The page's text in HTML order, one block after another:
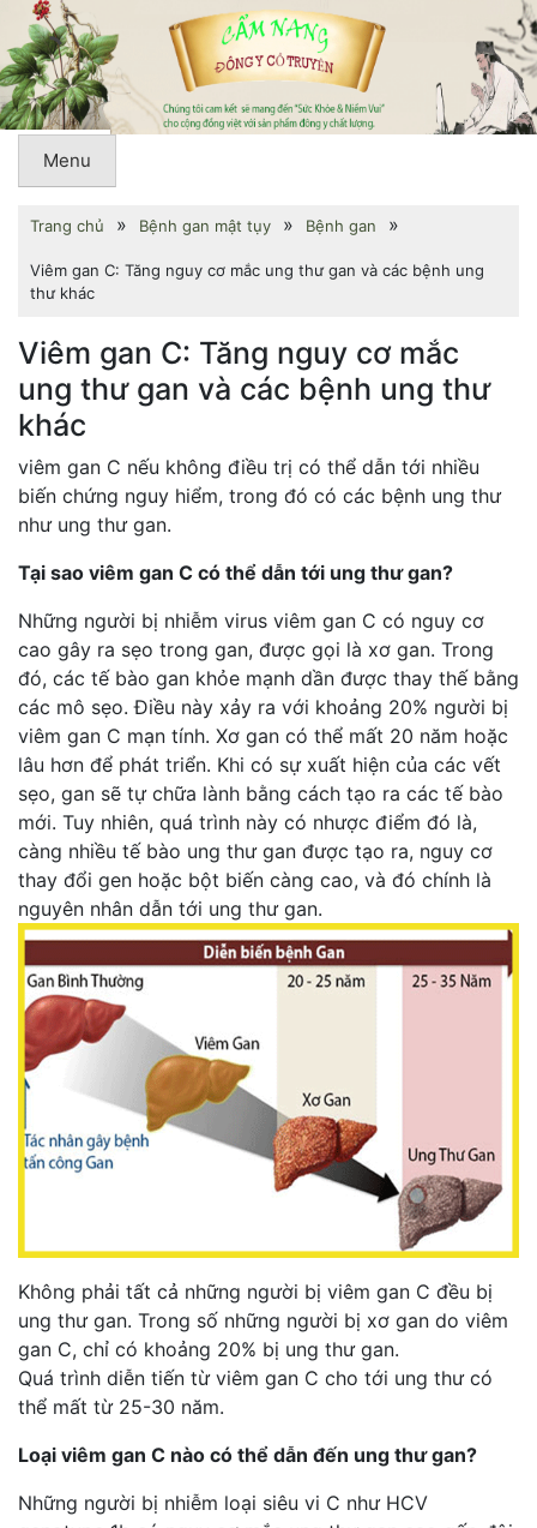
Menu
Trang chủ » Bệnh gan mật tụy » Bệnh gan »
Viêm gan C: Tăng nguy cơ mắc ung thư gan và các bệnh ung
thư khác
Viêm gan C: Tăng nguy cơ mắc
ung thư gan và các bệnh ung thư
khác
viêm gan C nếu không điều trị có thể dẫn tới nhiều
biến chứng nguy hiểm, trong đó có các bệnh ung thư
như ung thư gan.
Tại sao viêm gan C có thể dẫn tới ung thư gan?
Những người bị nhiễm virus viêm gan C có nguy cơ
cao gây ra sẹo trong gan, được gọi là xơ gan. Trong
đó, các tế bào gan khỏe mạnh dần được thay thế bằng
các mô sẹo. Điều này xảy ra với khoảng 20% ​​người bị
viêm gan C mạn tính. Xơ gan có thể mất 20 năm hoặc
lâu hơn để phát triển. Khi có sự xuất hiện của các vết
sẹo, gan sẽ tự chữa lành bằng cách tạo ra các tế bào
mới. Tuy nhiên, quá trình này có nhược điểm đó là,
càng nhiều tế bào ung thư gan được tạo ra, nguy cơ
thay đổi gen hoặc bột biến càng cao, và đó chính là
nguyên nhân dẫn tới ung thư gan.
Không phải tất cả những người bị viêm gan C đều bị
ung thư gan. Trong số những người bị xơ gan do viêm
gan C, chỉ có khoảng 20% ​​bị ung thư gan.
Quá trình diễn tiến từ viêm gan C cho tới ung thư có
thể mất từ 25-30 năm.
Loại viêm gan C nào có thể dẫn đến ung thư gan?
Những người bị nhiễm loại siêu vi C như HCV